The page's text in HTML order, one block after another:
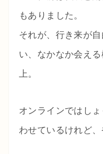
もありました。
それが、行き来が
い、なかなか会え
上。
オンラインではし
わせているけれど